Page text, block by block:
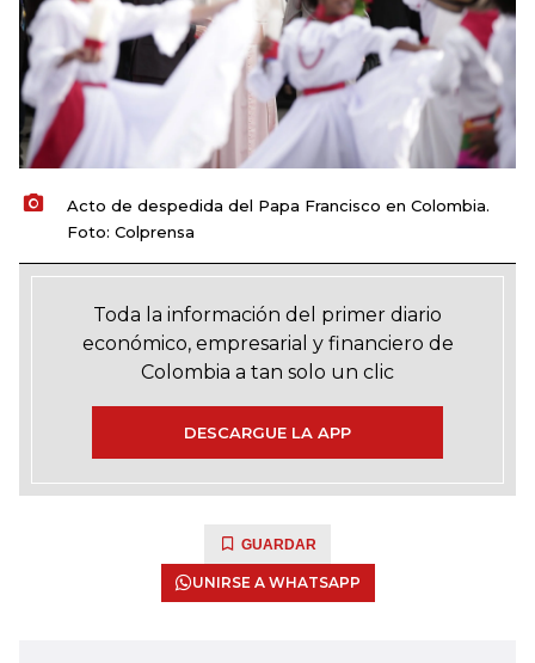
Acto de despedida del Papa Francisco en Colombia.
Foto: Colprensa
Toda la información del primer diario
económico, empresarial y financiero de
Colombia a tan solo un clic
DESCARGUE LA APP
GUARDAR
UNIRSE A WHATSAPP